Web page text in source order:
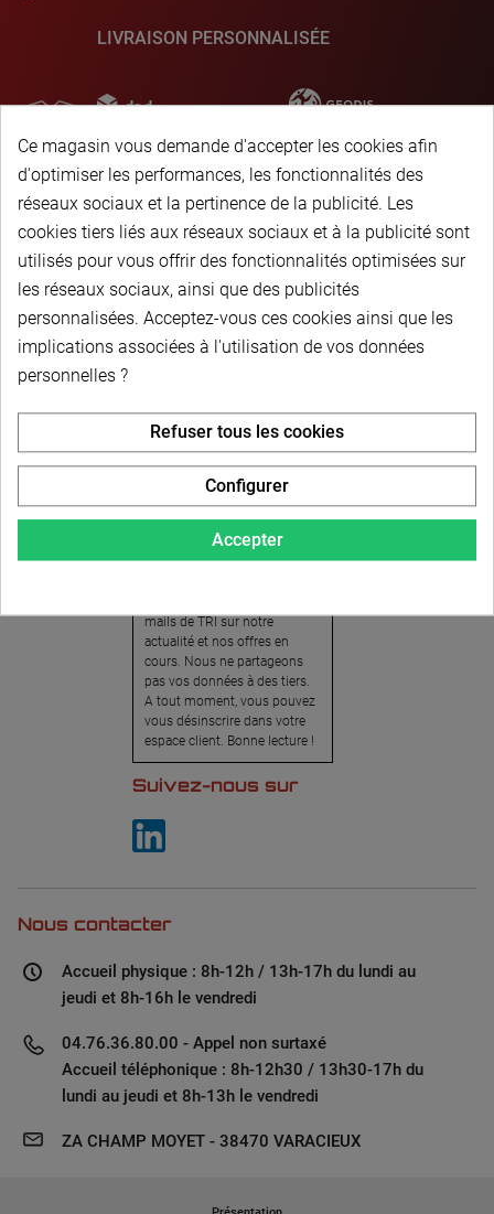
LIVRAISON PERSONNALISÉE
Newsletter
Pour recevoir notre
newsletter, nous vous
invitons à créer votre espace
client (cliquez sur « Compte »
en haut à droite de la page) et
cliquer sur « oui » pour vous
mails de TRI sur notre
actualité et nos offres en
cours. Nous ne partageons
pas vos données à des tiers.
A tout moment, vous pouvez
vous désinscrire dans votre
espace client. Bonne lecture !
Suivez-nous sur
Nous contacter
Accueil physique : 8h-12h / 13h-17h du lundi au
jeudi et 8h-16h le vendredi
04.76.36.80.00 - Appel non surtaxé
Accueil téléphonique : 8h-12h30 / 13h30-17h du
lundi au jeudi et 8h-13h le vendredi
ZA CHAMP MOYET - 38470 VARACIEUX
Ce magasin vous demande d'accepter les cookies afin
d'optimiser les performances, les fonctionnalités des
réseaux sociaux et la pertinence de la publicité. Les
cookies tiers liés aux réseaux sociaux et à la publicité sont
utilisés pour vous offrir des fonctionnalités optimisées sur
les réseaux sociaux, ainsi que des publicités
personnalisées. Acceptez-vous ces cookies ainsi que les
implications associées à l'utilisation de vos données
personnelles ?
Accepter
Refuser tous les cookies
Configurer